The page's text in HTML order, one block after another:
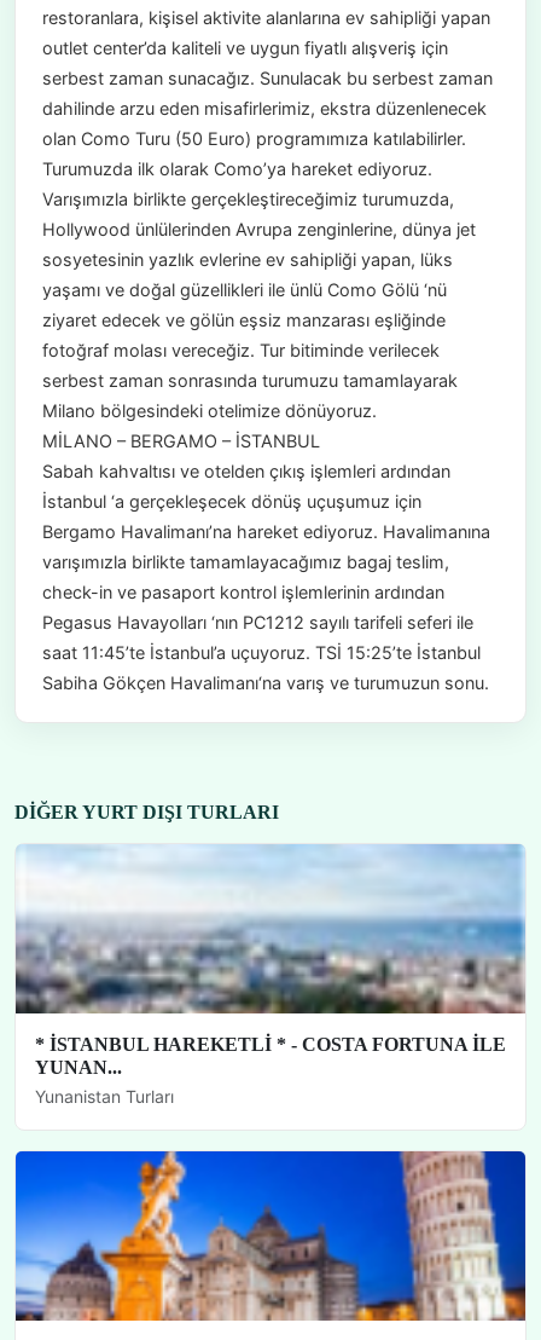
restoranlara, kişisel aktivite alanlarına ev sahipliği yapan
outlet center’da kaliteli ve uygun fiyatlı alışveriş için
serbest zaman sunacağız. Sunulacak bu serbest zaman
dahilinde arzu eden misafirlerimiz, ekstra düzenlenecek
olan Como Turu (50 Euro) programımıza katılabilirler.
Turumuzda ilk olarak Como’ya hareket ediyoruz.
Varışımızla birlikte gerçekleştireceğimiz turumuzda,
Hollywood ünlülerinden Avrupa zenginlerine, dünya jet
sosyetesinin yazlık evlerine ev sahipliği yapan, lüks
yaşamı ve doğal güzellikleri ile ünlü Como Gölü ‘nü
ziyaret edecek ve gölün eşsiz manzarası eşliğinde
fotoğraf molası vereceğiz. Tur bitiminde verilecek
serbest zaman sonrasında turumuzu tamamlayarak
Milano bölgesindeki otelimize dönüyoruz.
MİLANO – BERGAMO – İSTANBUL
Sabah kahvaltısı ve otelden çıkış işlemleri ardından
İstanbul ‘a gerçekleşecek dönüş uçuşumuz için
Bergamo Havalimanı’na hareket ediyoruz. Havalimanına
varışımızla birlikte tamamlayacağımız bagaj teslim,
check-in ve pasaport kontrol işlemlerinin ardından
Pegasus Havayolları ‘nın PC1212 sayılı tarifeli seferi ile
saat 11:45’te İstanbul’a uçuyoruz. TSİ 15:25’te İstanbul
Sabiha Gökçen Havalimanı‘na varış ve turumuzun sonu.
DIĞER YURT DIŞI TURLARI
* İSTANBUL HAREKETLİ * - COSTA FORTUNA İLE
YUNAN...
Yunanistan Turları